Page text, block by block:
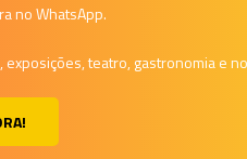
no WhatsApp.
teatro, gastronomia e